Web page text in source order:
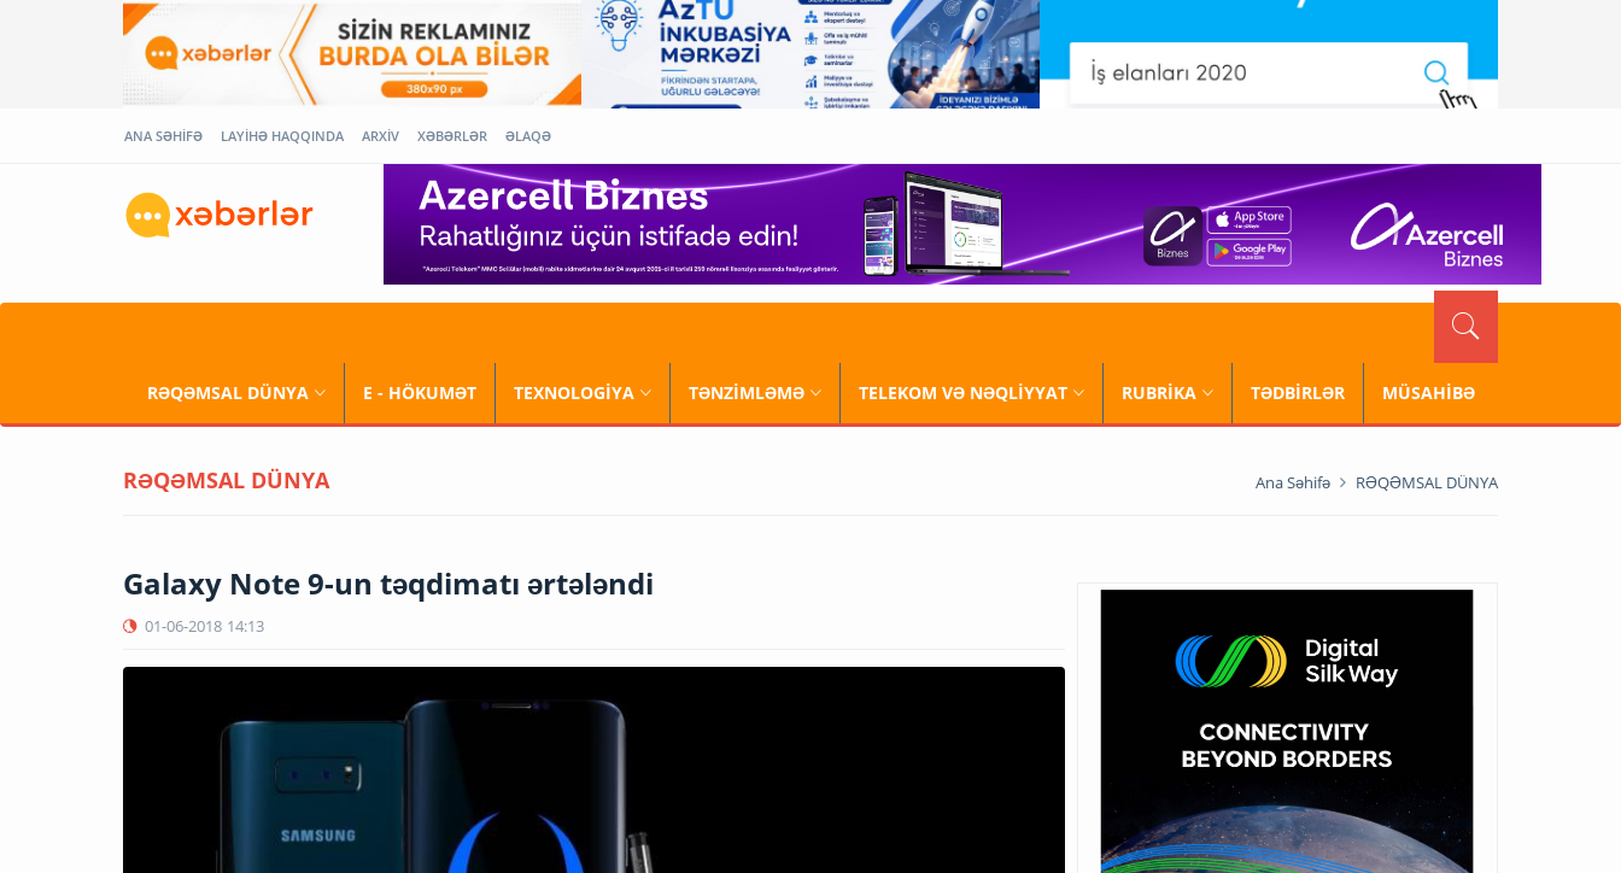
ANA SƏHİFƏ LAYİHƏ HAQQINDA ARXİV XƏBƏRLƏR ƏLAQƏ
RƏQƏMSAL DÜNYA E - HÖKUMƏT TEXNOLOGİYA TƏNZİMLƏMƏ TELEKOM VƏ NƏQLİYYAT RUBRİKA TƏDBİRLƏR MÜSAHİBƏ
RƏQƏMSAL DÜNYA Ana Səhifə RƏQƏMSAL DÜNYA
Galaxy Note 9-un təqdimatı ərtələndi
01-06-2018 14:13